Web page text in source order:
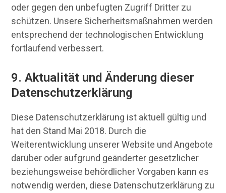
oder gegen den unbefugten Zugriff Dritter zu
schützen. Unsere Sicherheitsmaßnahmen werden
entsprechend der technologischen Entwicklung
fortlaufend verbessert.
9. Aktualität und Änderung dieser
Datenschutzerklärung
Diese Datenschutzerklärung ist aktuell gültig und
hat den Stand Mai 2018. Durch die
Weiterentwicklung unserer Website und Angebote
darüber oder aufgrund geänderter gesetzlicher
beziehungsweise behördlicher Vorgaben kann es
notwendig werden, diese Datenschutzerklärung zu